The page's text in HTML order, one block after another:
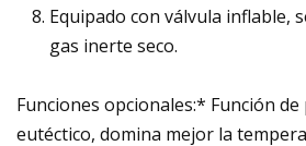
Equipado con válvula inflable,
gas inerte seco.
Funciones opcionales:* Función
eutéctico, domina mejor la